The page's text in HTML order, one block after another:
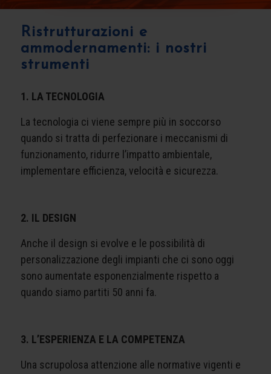
Ristrutturazioni e
ammodernamenti: i nostri
strumenti
1. LA TECNOLOGIA
La tecnologia ci viene sempre più in soccorso
quando si tratta di perfezionare i meccanismi di
funzionamento, ridurre l’impatto ambientale,
implementare efficienza, velocità e sicurezza.
2. IL DESIGN
Anche il design si evolve e le possibilità di
personalizzazione degli impianti che ci sono oggi
sono aumentate esponenzialmente rispetto a
quando siamo partiti 50 anni fa.
3. L’ESPERIENZA E LA COMPETENZA
Una scrupolosa attenzione alle normative vigenti e